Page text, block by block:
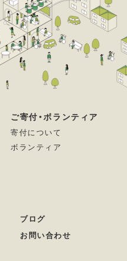
ご寄付・ボランティア
寄付について
ボランティア
ブログ
お問い合わせ